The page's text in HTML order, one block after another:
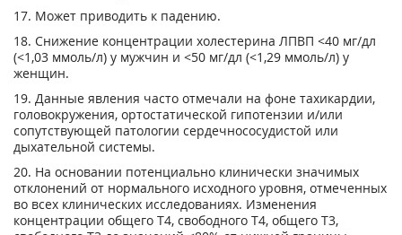
17. Может приводить к падению.
18. Снижение концентрации холестерина ЛПВП <40 мг/дл
(<1,03 ммоль/л) у мужчин и <50 мг/дл (<1,29 ммоль/л) у
женщин.
19. Данные явления часто отмечали на фоне тахикардии,
головокружения, ортостатической гипотензии и/или
сопутствующей патологии сердечно­сосудистой или
дыхательной системы.
20. На основании потенциально клинически значимых
отклонений от нормального исходного уровня, отмеченных
во всех клинических исследованиях. Изменения
концентрации общего Т4, свободного Т4, общего Т3,